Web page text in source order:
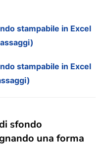
stampabile in Excel
stampabile in Excel
sfondo
una forma